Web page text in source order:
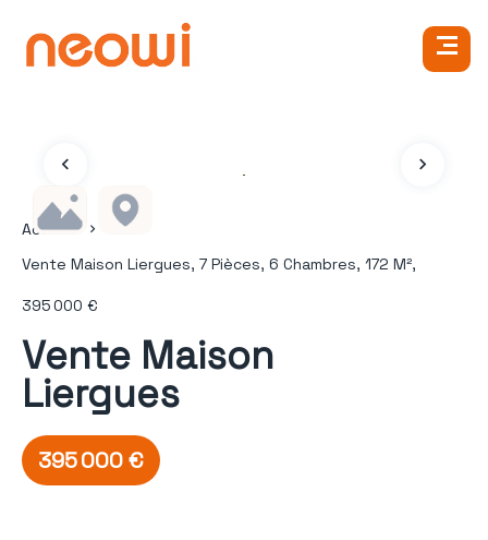
Accueil
Vente Maison Liergues, 7 Pièces, 6 Chambres, 172 M²,
395 000 €
Vente Maison
Liergues
395 000 €